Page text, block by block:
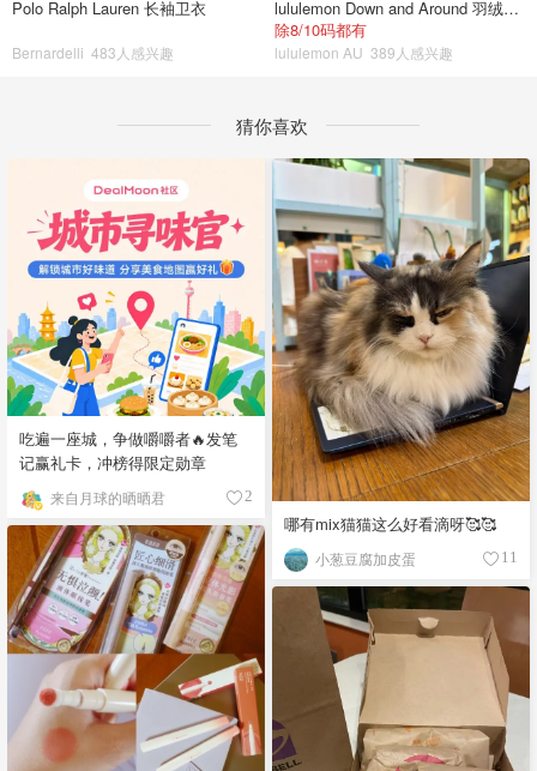
Polo Ralph Lauren 长袖卫衣
Bernardelli 483人感兴趣
lululemon Down and Around 羽绒夹克
除8/10码都有
lululemon AU 389人感兴趣
猜你喜欢
吃遍一座城，争做嚼嚼者🔥发笔
记赢礼卡，冲榜得限定勋章
来自月球的晒晒君 2
哪有mix猫猫这么好看滴呀🥰🥰
小葱豆腐加皮蛋 11